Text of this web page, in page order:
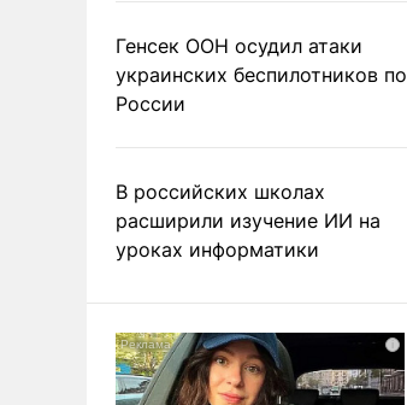
Генсек ООН осудил атаки
украинских беспилотников по
России
В российских школах
расширили изучение ИИ на
уроках информатики